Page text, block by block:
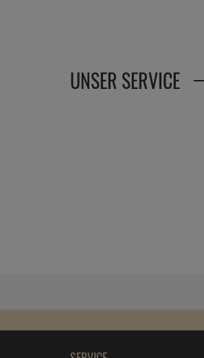
UNSER SERVICE